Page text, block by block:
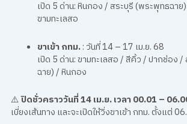
เปิด 5 ด่าน: หินกอง / สระบุรี (พระพุทธฉา
ขามทะเลสอ
ขาเข้า กทม.: วันที่ 14 – 17 เม.ย. 68
เปิด 5 ด่าน: ขามทะเลสอ / สีคิ้ว / ปากช่อง
ฉาย) / หินกอง
⚠️ปิดชั่วคราววันที่ 14 เม.ย. เวลา 00.01 –
เบี่ยงเส้นทาง และจะเปิดให้วิ่งขาเข้า กทม. ตั้งแต่